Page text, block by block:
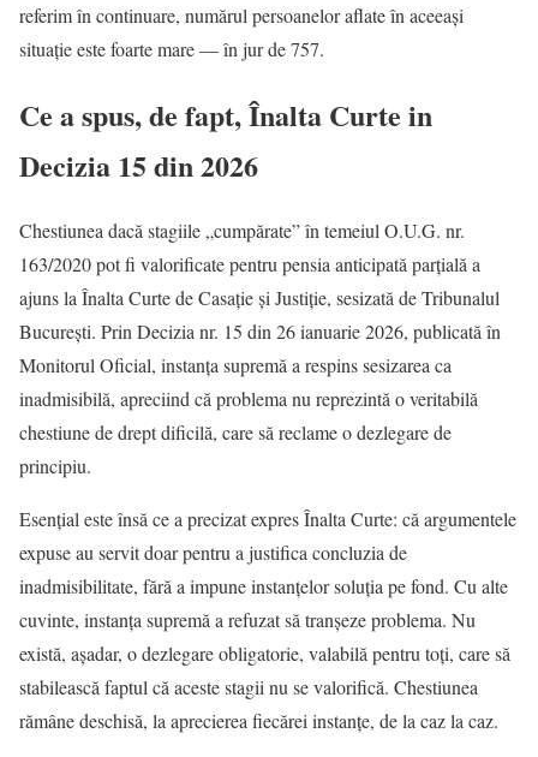
referim în continuare, numărul persoanelor aflate în aceeași
situație este foarte mare — în jur de 757.
Ce a spus, de fapt, Înalta Curte in
Decizia 15 din 2026
Chestiunea dacă stagiile „cumpărate” în temeiul O.U.G. nr.
163/2020 pot fi valorificate pentru pensia anticipată parțială a
ajuns la Înalta Curte de Casație și Justiție, sesizată de Tribunalul
București. Prin Decizia nr. 15 din 26 ianuarie 2026, publicată în
Monitorul Oficial, instanța supremă a respins sesizarea ca
inadmisibilă, apreciind că problema nu reprezintă o veritabilă
chestiune de drept dificilă, care să reclame o dezlegare de
principiu.
Esențial este însă ce a precizat expres Înalta Curte: că argumentele
expuse au servit doar pentru a justifica concluzia de
inadmisibilitate, fără a impune instanțelor soluția pe fond. Cu alte
cuvinte, instanța supremă a refuzat să tranșeze problema. Nu
există, așadar, o dezlegare obligatorie, valabilă pentru toți, care să
stabilească faptul că aceste stagii nu se valorifică. Chestiunea
rămâne deschisă, la aprecierea fiecărei instanțe, de la caz la caz.